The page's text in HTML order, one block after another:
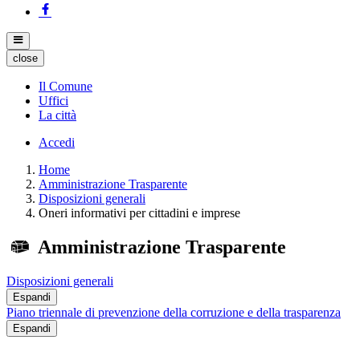
close
Il Comune
Uffici
La città
Accedi
Home
Amministrazione Trasparente
Disposizioni generali
Oneri informativi per cittadini e imprese
Amministrazione Trasparente
Disposizioni generali
Espandi
Piano triennale di prevenzione della corruzione e della trasparenza
Espandi